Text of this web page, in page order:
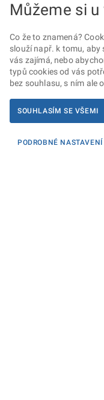
Můžeme si
Co že to znamená?
slouží např. k tomu, aby
vás zajímá, nebo
typů cookies od vás
bez souhlasu, s ním ale
SOUHLASÍM SE VŠEMI
PODROBNÉ NASTAVENÍ